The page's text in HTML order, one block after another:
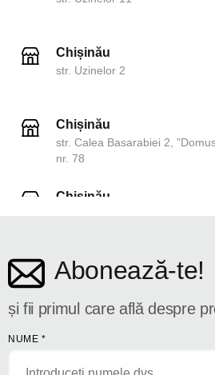
Chișinău
str. Uzinelor 2
Chișinău
str. Calea Basarabiei 2,
nr. 78
Chișinău
Abonează-te!
și fii primul care află despre
NUME *